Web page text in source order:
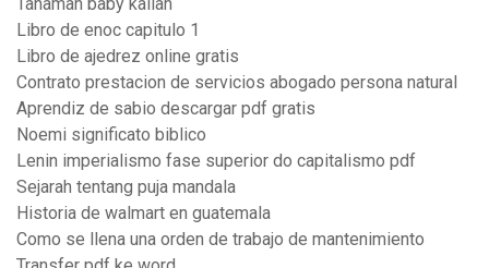
Tanaman baby kailan
Libro de enoc capitulo 1
Libro de ajedrez online gratis
Contrato prestacion de servicios abogado persona natural
Aprendiz de sabio descargar pdf gratis
Noemi significato biblico
Lenin imperialismo fase superior do capitalismo pdf
Sejarah tentang puja mandala
Historia de walmart en guatemala
Como se llena una orden de trabajo de mantenimiento